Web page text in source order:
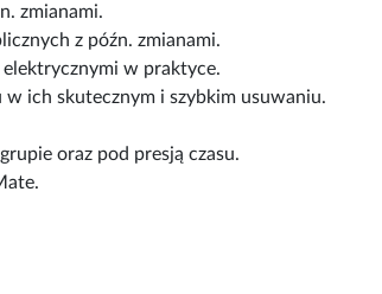
zmianami.
z późn. zmianami.
w praktyce.
ich skutecznym i szybkim usuwaniu.
oraz pod presją czasu.